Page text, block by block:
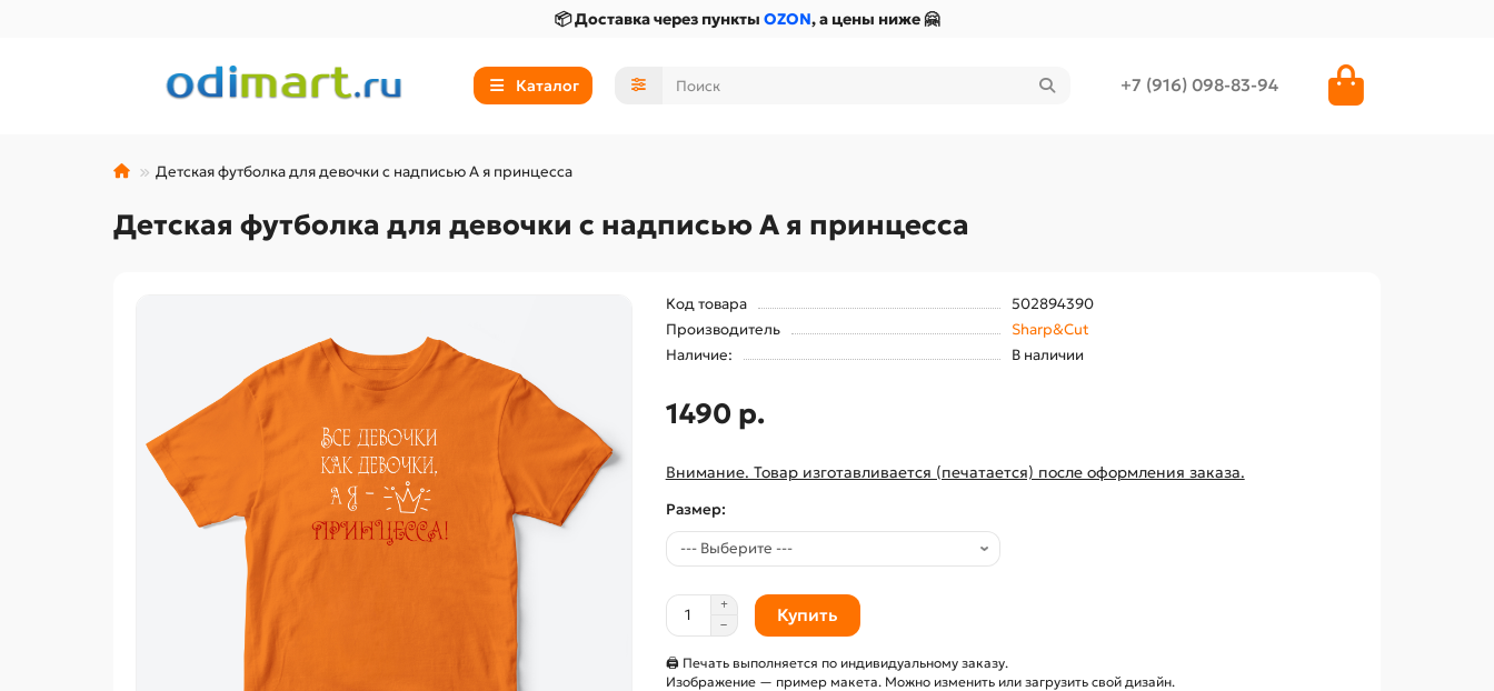
📦 Доставка через пункты OZON, а цены ниже 🤗
Каталог +7 (916) 098-83-94
Детская футболка для девочки с надписью А я принцесса
Детская футболка для девочки с надписью А я принцесса
Код товара
502894390
Производитель
Sharp&Cut
Наличие:
В наличии
1490 р.
Внимание. Товар изготавливается (печатается) после оформления заказа.
Размер:
Купить
🖨 Печать выполняется по индивидуальному заказу.
Изображение — пример макета. Можно изменить или загрузить свой дизайн.